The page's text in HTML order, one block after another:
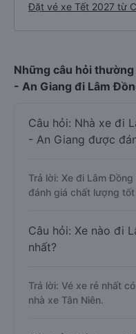
Đặt vé xe Tết 2027 từ
Những câu hỏi
- An Giang đi Lâm
Câu hỏi: Nhà xe đi
- An Giang được
Trả lời: Xe đi Lâm
đánh giá chất lượng
Câu hỏi: Xe nào đi
nhất?
Trả lời: Vé xe rẻ nhất
nhà xe Tân Niên.